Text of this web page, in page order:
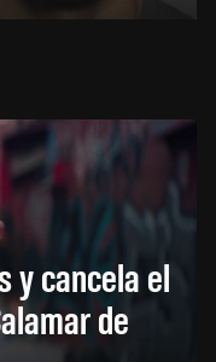
y cancela el
de